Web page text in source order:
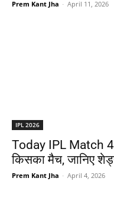
Prem Kant Jha - April 11, 2026
IPL 2026
Today IPL Match
किसका मैच, जानिए
Prem Kant Jha - April 4, 2026